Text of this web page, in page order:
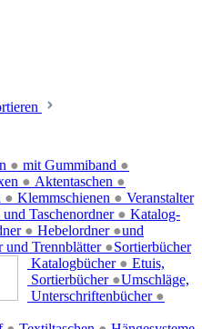
● mit Gummiband ●
● Aktentaschen ●
● Klemmschienen ● Veranstalter
Taschenordner ●
● Hebelordner ●
und Trennblätter ●
Katalog-
und
Sortierbücher
Katalogbücher ●
Sortierbücher ●
Unterschriftenbücher ●
Etuis,
Umschläge,